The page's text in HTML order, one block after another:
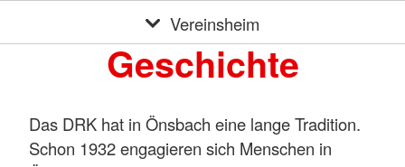
Vereinsheim
Geschichte
Das DRK hat in Önsbach eine lange Tradition.
Schon 1932 engagieren sich Menschen in